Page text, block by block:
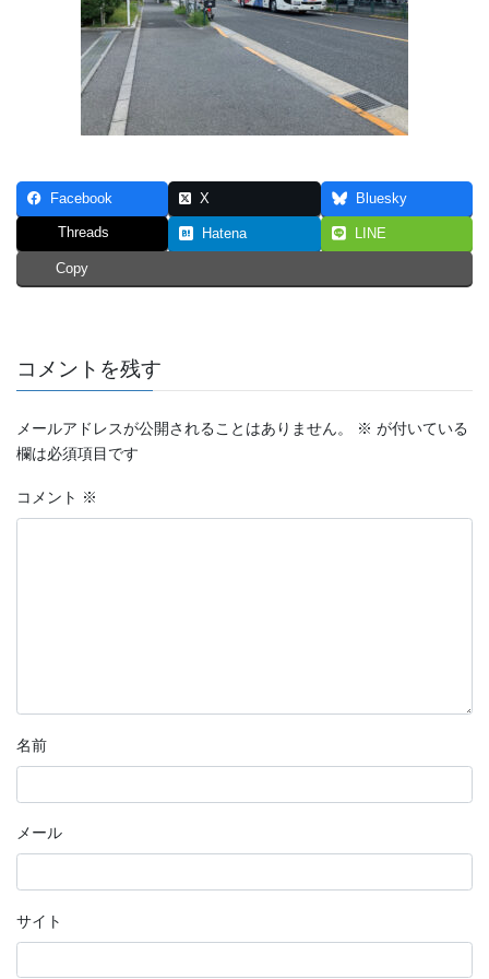
Facebook X Bluesky
Threads Hatena LINE
Copy
コメントを残す
メールアドレスが公開されることはありません。 ※ が付いている
欄は必須項目です
コメント ※
名前
メール
サイト